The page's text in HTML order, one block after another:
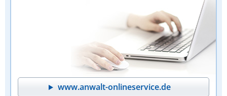
www.anwalt-onlineservice.de